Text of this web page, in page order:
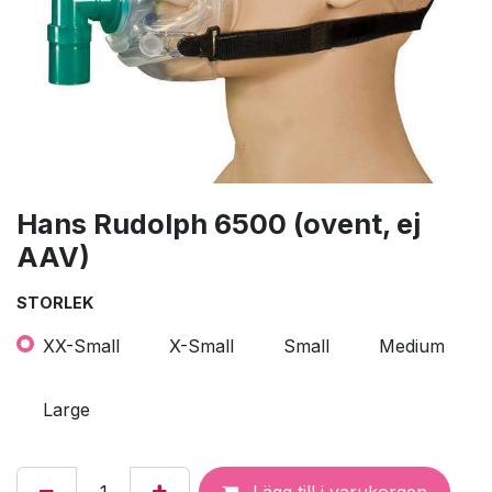
Hans Rudolph 6500 (ovent, ej
AAV)
STORLEK
XX-Small X-Small Small Medium
Large